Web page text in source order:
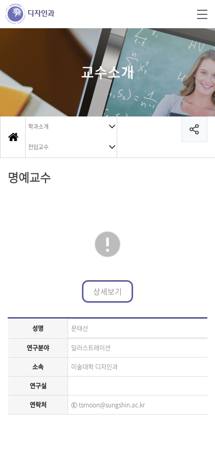
교수소개
학과소개
전임교수
명예교수
상세보기
성명 문태선
연구분야 일러스트레이션
소속 미술대학 디자인과
연구실
연락처 Ⓔtsmoon@sungshin.ac.kr